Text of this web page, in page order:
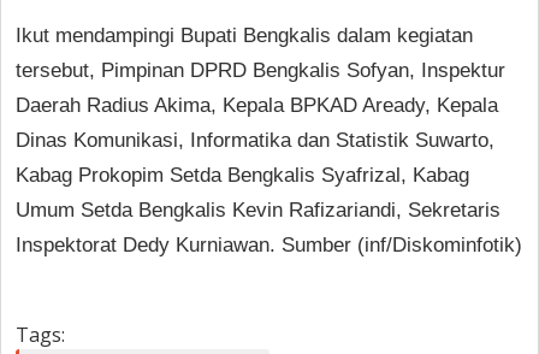
Ikut mendampingi Bupati Bengkalis dalam kegiatan
tersebut, Pimpinan DPRD Bengkalis Sofyan, Inspektur
Daerah Radius Akima, Kepala BPKAD Aready, Kepala
Dinas Komunikasi, Informatika dan Statistik Suwarto,
Kabag Prokopim Setda Bengkalis Syafrizal, Kabag
Umum Setda Bengkalis Kevin Rafizariandi, Sekretaris
Inspektorat Dedy Kurniawan. Sumber (inf/Diskominfotik)
Tags: